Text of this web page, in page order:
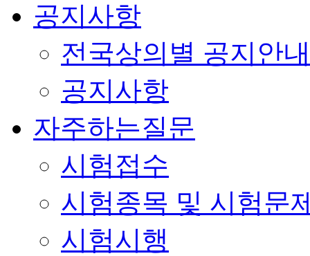
공지사항
전국상의별 공지안내
공지사항
자주하는질문
시험접수
시험종목 및 시험문
시험시행